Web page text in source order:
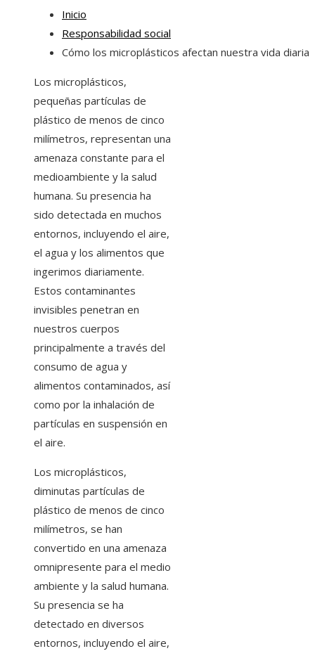
Inicio
Responsabilidad social
Cómo los microplásticos afectan nuestra vida diaria
Los microplásticos,
pequeñas partículas de
plástico de menos de cinco
milímetros, representan una
amenaza constante para el
medioambiente y la salud
humana. Su presencia ha
sido detectada en muchos
entornos, incluyendo el aire,
el agua y los alimentos que
ingerimos diariamente.
Estos contaminantes
invisibles penetran en
nuestros cuerpos
principalmente a través del
consumo de agua y
alimentos contaminados, así
como por la inhalación de
partículas en suspensión en
el aire.
Los microplásticos,
diminutas partículas de
plástico de menos de cinco
milímetros, se han
convertido en una amenaza
omnipresente para el medio
ambiente y la salud humana.
Su presencia se ha
detectado en diversos
entornos, incluyendo el aire,